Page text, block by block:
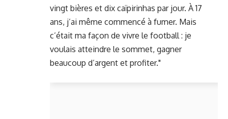
vingt bières et dix caïpirinhas par jour. À 17
ans, j’ai même commencé à fumer. Mais
c’était ma façon de vivre le football : je
voulais atteindre le sommet, gagner
beaucoup d’argent et profiter."